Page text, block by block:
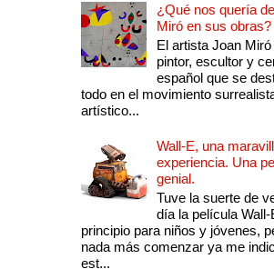
¿Qué nos quería
Miró en sus obras?
El artista Joan Miró
pintor, escultor y
español que se
todo en el movimiento
artístico...
Wall-E, una
experiencia. Una
genial.
Tuve la suerte de
día la película Wall-
principio para niños y jóvenes,
nada más comenzar ya me
est...